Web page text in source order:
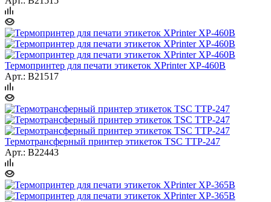
Термопринтер для печати этикеток XPrinter XP-460B
Арт.: B21517
Термотрансферный принтер этикеток TSC TTP-247
Арт.: B22443